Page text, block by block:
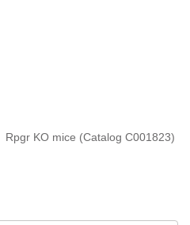
Rpgr KO mice (Catalog C001823)